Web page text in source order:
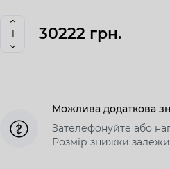
30222 грн.
Можлива додаткова
Зателефонуйте або
Розмір знижки